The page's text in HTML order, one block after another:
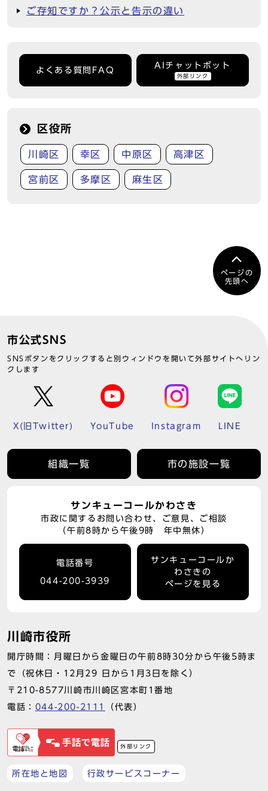
ご存知ですか？公示と告示の違い
よくある質問FAQ
AIチャットボット
外部リンク
区役所
川崎区 幸区 中原区 高津区
宮前区 多摩区 麻生区
ページの
先頭へ
市公式SNS
SNSボタンをクリックすると別ウィンドウを開いて外部サイトへリン
クします
X(旧Twitter) YouTube Instagram LINE
組織一覧 市の施設一覧
サンキューコールかわさき
市政に関するお問い合わせ、ご意見、ご相談
（午前8時から午後9時 年中無休）
電話番号
044-200-3939
サンキューコールか
わさきの
ページを見る
川崎市役所
開庁時間：月曜日から金曜日の午前8時30分から午後5時ま
で（祝休日・12月29 日から1月3日を除く）
〒210-8577川崎市川崎区宮本町1番地
電話： 044-200-2111 （代表）
外部リンク
所在地と地図 行政サービスコーナー